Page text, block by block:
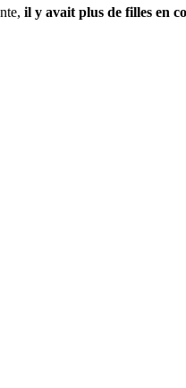
il y avait plus de filles en